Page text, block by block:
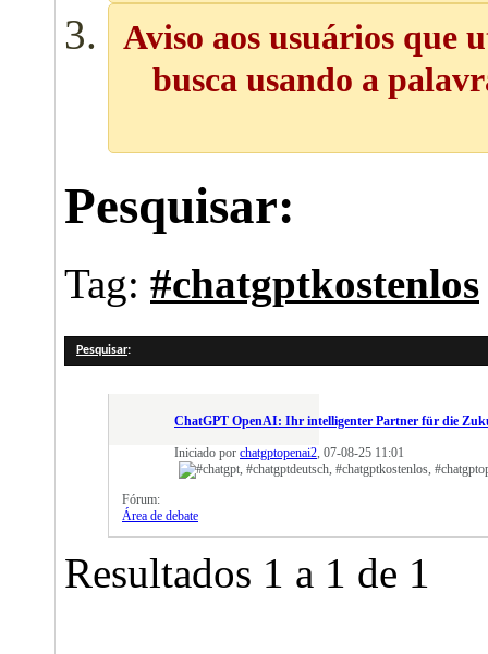
Aviso aos usuários que
busca usando a
Pesquisar:
Tag: #chatgptkostenlos
Pesquisar:
ChatGPT OpenAI: Ihr intelligenter Partner für die
Iniciado por chatgptopenai2 , 07-08-25 11:01
Fórum:
Área de debate
Resultados 1 a 1 de 1